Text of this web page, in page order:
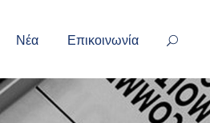
Νέα Επικοινωνία